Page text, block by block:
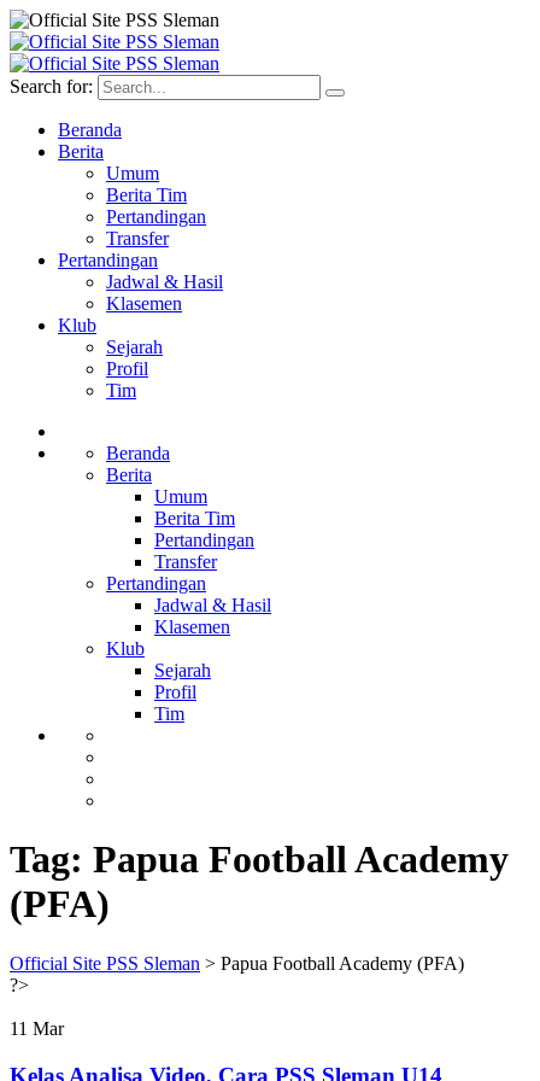
Search for:
Beranda
Berita
Umum
Berita Tim
Pertandingan
Transfer
Pertandingan
Jadwal & Hasil
Klasemen
Klub
Sejarah
Profil
Tim
Beranda
Berita
Umum
Berita Tim
Pertandingan
Transfer
Pertandingan
Jadwal & Hasil
Klasemen
Klub
Sejarah
Profil
Tim
Tag: Papua Football Academy
(PFA)
Official Site PSS Sleman > Papua Football Academy (PFA)
?>
11 Mar
Kelas Analisa Video, Cara PSS Sleman U14